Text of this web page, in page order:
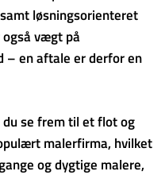
løsningsorienteret
vægt på
en aftale er derfor en
du se frem til et flot og
malerfirma, hvilket
og dygtige malere,